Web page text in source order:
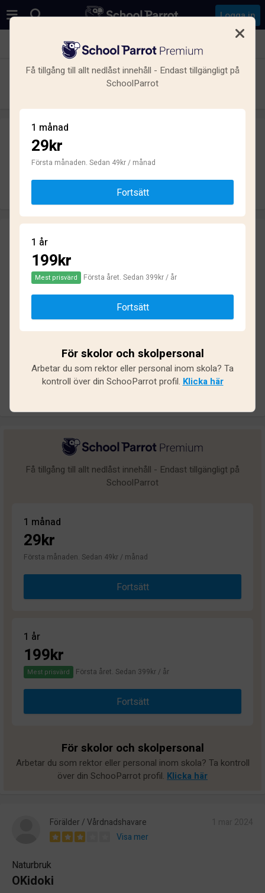
Logga in
Se alla skolor i Gamla Staden-Sandskogen, Ystad
Ystad Gymnasium
Skriv ett omdöme
Skriv omdöme
Omdömen
Baserat på22omdömen och163svar
Utmärkt
Undermålig
Få tillgång till allt nedlåst innehåll - Endast tillgängligt på
SchoolParrot
1 månad
29kr
Första månaden. Sedan 49kr / månad
Fortsätt
1 år
199kr
Mest prisvärd Första året. Sedan 399kr / år
Fortsätt
För skolor och skolpersonal
Arbetar du som rektor eller personal inom skola? Ta kontroll
över din SchooParrot profil. Klicka här
Förälder / Vårdnadshavare
Visa mer
Naturbruk
OKidoki
Få tillgång till allt nedlåst innehåll - Endast tillgängligt på
SchoolParrot
1 månad
29kr
Första månaden. Sedan 49kr / månad
Fortsätt
1 år
199kr
Mest prisvärd Första året. Sedan 399kr / år
Fortsätt
För skolor och skolpersonal
Arbetar du som rektor eller personal inom skola? Ta
kontroll över din SchooParrot profil. Klicka här